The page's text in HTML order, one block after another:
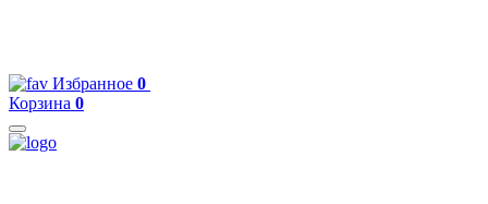
Избранное 0
Корзина 0